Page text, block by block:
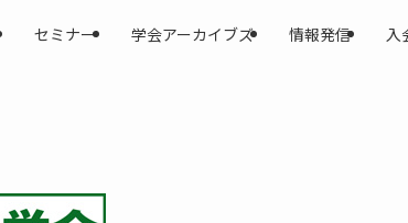
セミナー 学会アーカイブズ 情報発信 入